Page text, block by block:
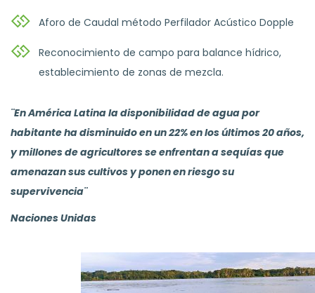
Aforo de Caudal método Perfilador Acústico Dopple
Reconocimiento de campo para balance hídrico,
establecimiento de zonas de mezcla.
¨En América Latina la disponibilidad de agua por
habitante ha disminuido en un 22% en los últimos 20 años,
y millones de agricultores se enfrentan a sequías que
amenazan sus cultivos y ponen en riesgo su
supervivencia¨
Naciones Unidas